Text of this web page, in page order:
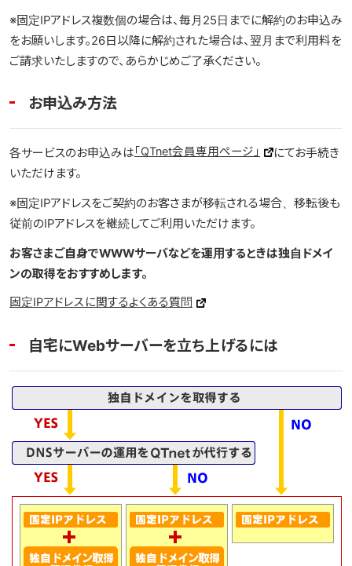
※固定IPアドレス複数個の場合は、毎月25日までに解約のお申込み
をお願いします。26日以降に解約された場合は、翌月まで利用料を
ご請求いたしますので、あらかじめご了承ください。
お申込み方法
各サービスのお申込みは「QTnet会員専用ページ」
にてお手続き
いただけます。
※固定IPアドレスをご契約のお客さまが移転される場合、移転後も
従前のIPアドレスを継続してご利用いただけます。
お客さまご自身でWWWサーバなどを運用するときは独自ドメイ
ンの取得をおすすめします。
固定IPアドレスに関するよくある質問
自宅にWebサーバーを立ち上げるには